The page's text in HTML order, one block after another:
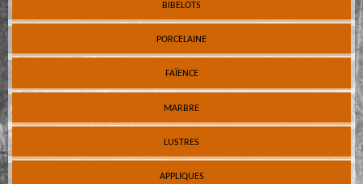
BIBELOTS
PORCELAINE
FAÏENCE
MARBRE
LUSTRES
APPLIQUES